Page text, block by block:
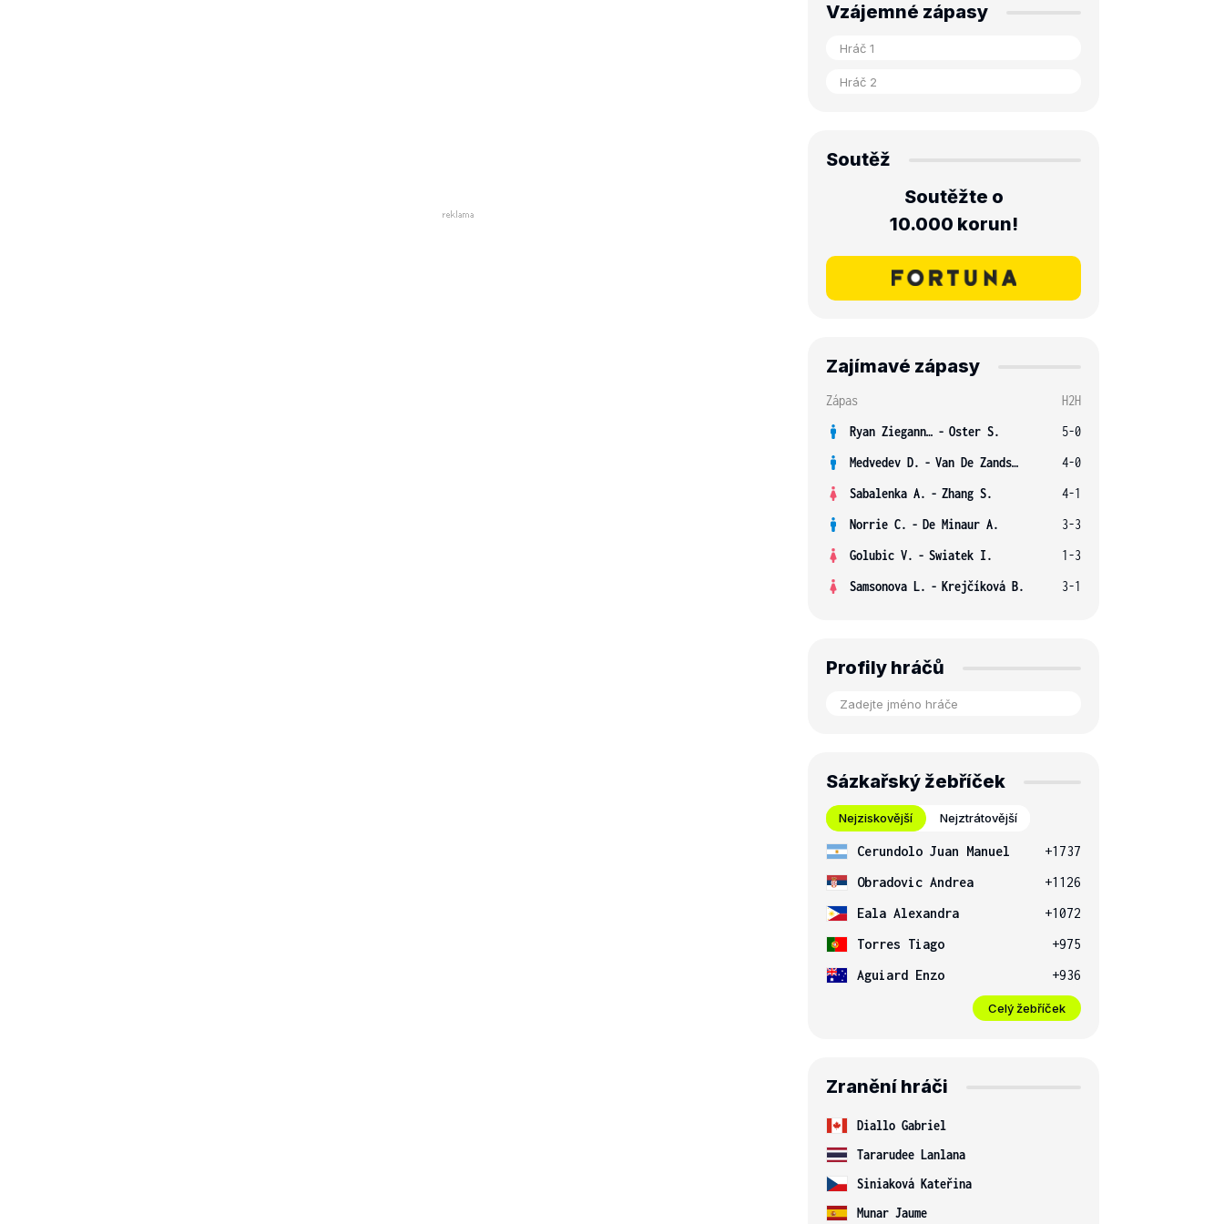
Vzájemné zápasy
Soutěž
Soutěžte o
10.000 korun!
Zajímavé zápasy
Zápas
H2H
Ryan Ziegann S. - Oster S.
5-0
Medvedev D. - Van De Zandschulp B.
4-0
Sabalenka A. - Zhang S.
4-1
Norrie C. - De Minaur A.
3-3
Golubic V. - Swiatek I.
1-3
Samsonova L. - Krejčíková B. 3-1
Profily hráčů
Sázkařský žebříček
Nejziskovější Nejztrátovější
Cerundolo Juan Manuel
+1737
Obradovic Andrea
+1126
Eala Alexandra
+1072
Torres Tiago
+975
Aguiard Enzo
+936
Celý žebříček
Zranění hráči
Diallo Gabriel
Tararudee Lanlana
Siniaková Kateřina
Munar Jaume